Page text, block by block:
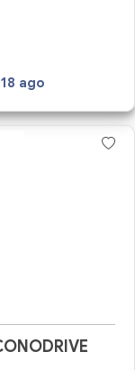
ago